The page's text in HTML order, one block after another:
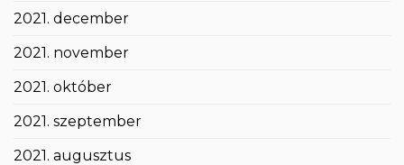
2021. december
2021. november
2021. október
2021. szeptember
2021. augusztus